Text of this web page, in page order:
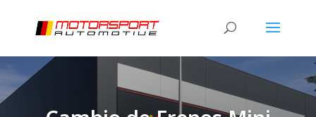
[/et_pb_slide] [/et_pb_slide]